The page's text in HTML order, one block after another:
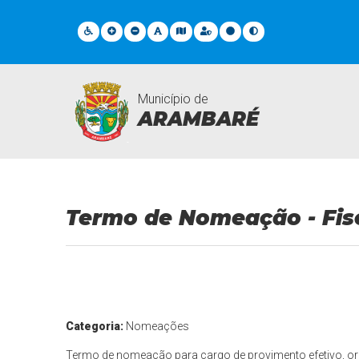
Município de
ARAMBARÉ
Documentos Gerais
Termo de Nomeação -
Categoria: Nomeações
Termo de nomeação para cargo de provimento efetivo,